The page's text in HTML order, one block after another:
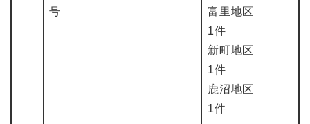
号
富里地区
1件
新町地区
1件
鹿沼地区
1件